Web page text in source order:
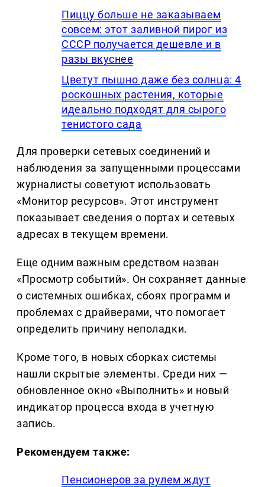
Пиццу больше не заказываем
совсем: этот заливной пирог из
СССР получается дешевле и в
разы вкуснее
Цветут пышно даже без солнца: 4
роскошных растения, которые
идеально подходят для сырого
тенистого сада
Для проверки сетевых соединений и
наблюдения за запущенными процессами
журналисты советуют использовать
«Монитор ресурсов». Этот инструмент
показывает сведения о портах и сетевых
адресах в текущем времени.
Еще одним важным средством назван
«Просмотр событий». Он сохраняет данные
о системных ошибках, сбоях программ и
проблемах с драйверами, что помогает
определить причину неполадки.
Кроме того, в новых сборках системы
нашли скрытые элементы. Среди них —
обновленное окно «Выполнить» и новый
индикатор процесса входа в учетную
запись.
Рекомендуем также:
Пенсионеров за рулем ждут